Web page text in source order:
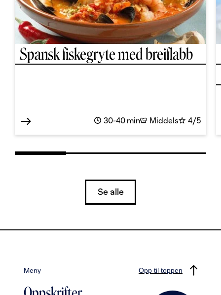
Spansk fiskegryte med breiflabb
30-40 min Middels 4/5
Se alle
Meny Opp til toppen